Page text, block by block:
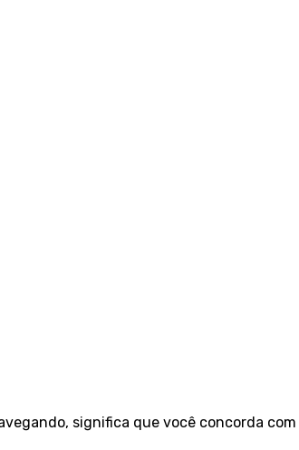
significa que você concorda